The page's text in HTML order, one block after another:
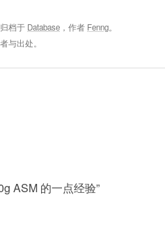
归档于 Database ，作者 Fenng。
与出处。
ASM 的一点经验”